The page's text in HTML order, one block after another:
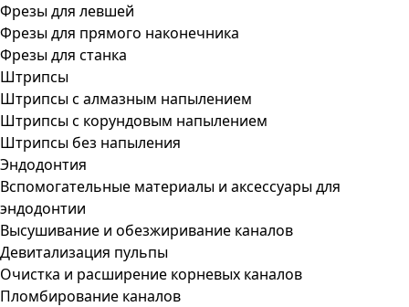
Фрезы для левшей
Фрезы для прямого наконечника
Фрезы для станка
Штрипсы
Штрипсы c алмазным напылением
Штрипсы c корундовым напылением
Штрипсы без напыления
Эндодонтия
Вспомогательные материалы и аксессуары для
эндодонтии
Высушивание и обезжиривание каналов
Девитализация пульпы
Очистка и расширение корневых каналов
Пломбирование каналов